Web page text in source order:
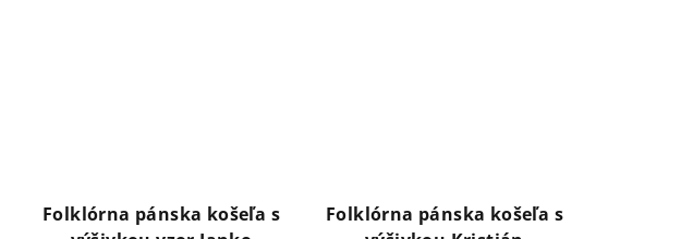
Folklórna pánska košeľa s
Folklórna pánska košeľa s